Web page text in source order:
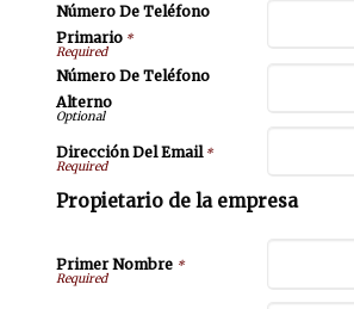
Número De Teléfono
Primario*
Número De Teléfono
Alterno
Dirección Del Email*
Propietario de la empresa
Primer Nombre *